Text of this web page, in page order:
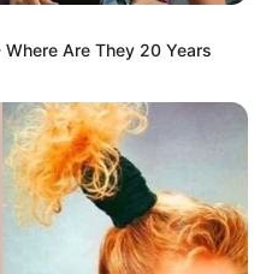
Are They 20 Years